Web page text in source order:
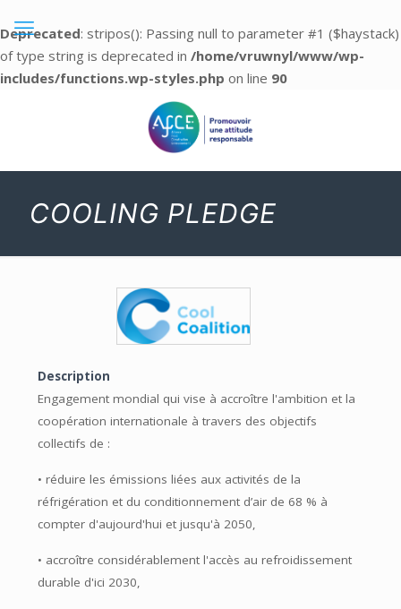
Deprecated: stripos(): Passing null to parameter #1 ($haystack)
of type string is deprecated in /home/vruwnyl/www/wp-
includes/functions.wp-styles.php on line 90
COOLING PLEDGE
Description
Engagement mondial qui vise à accroître l'ambition et la
coopération internationale à travers des objectifs
collectifs de :
• réduire les émissions liées aux activités de la
réfrigération et du conditionnement d’air de 68 % à
compter d'aujourd'hui et jusqu'à 2050,
• accroître considérablement l'accès au refroidissement
durable d'ici 2030,